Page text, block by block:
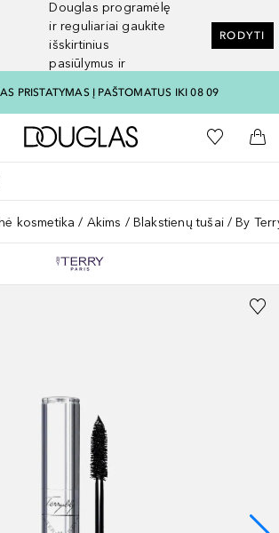
Douglas programėlę
ir reguliariai gaukite
išskirtinius
pasiūlymus ir
RODYTI
PRISTATYMAS Į PAŠTOMATUS IKI 08 09
Į Douglas pagrindinį
Į mano
Į
kosmetika Akims Blakstienų tušai By